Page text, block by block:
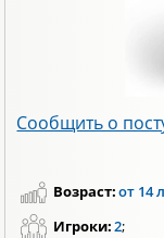
Сообщить о
Возраст:от 14
Игроки:2;